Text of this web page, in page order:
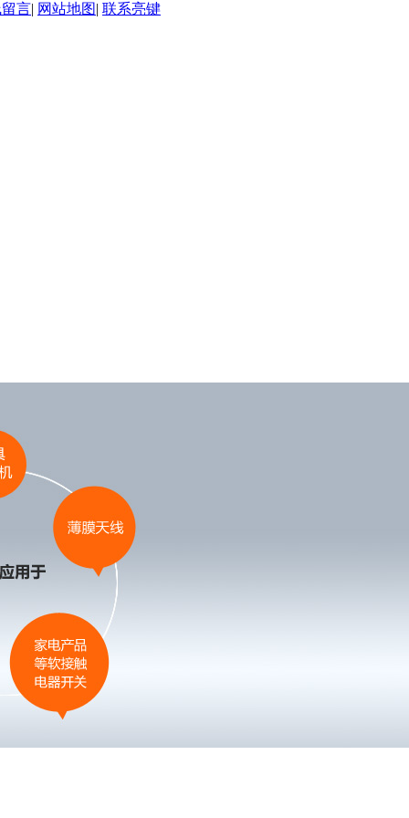
言| 网站地图| 联系亮键